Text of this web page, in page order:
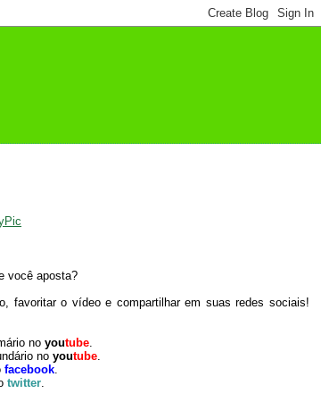
você aposta?
favoritar o vídeo e compartilhar em suas redes sociais!
noyoutube.
no youtube.
facebook.
twitter.